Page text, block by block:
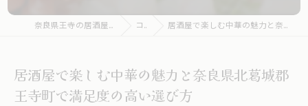
奈良県王寺の居酒屋ならこだわり酒場いこいこ コラム 居酒屋で楽しむ中華の魅力と奈良県北葛城郡王寺町で満足度の高い選び方
居酒屋で楽しむ中華の魅力と奈良県北葛城郡
王寺町で満足度の高い選び方